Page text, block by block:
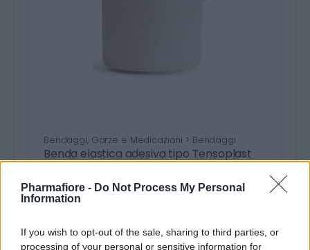
Pharmafiore - Do Not Process My Personal
Information
If you wish to opt-out of the sale, sharing to third parties, or
processing of your personal or sensitive information for
Bendaggi, Garze e Medicazioni > Bendaggi
Benda elastica adesiva tipo Tensoplast
EXTRA FORTE - 4,5m x 10cm -
PHARMAFIORE
Benda elastica adesiva bianca in cotone,
ipoallergenico a base di ossido di zinco.